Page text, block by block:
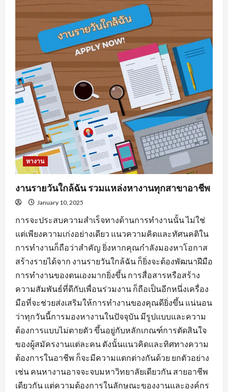
มี
พื้น
ฐาน
ความ
รู้
ทาง
ด้าน
สาย
อาชีพ
หางาน
งานรายวันใกล้ฉัน รวมแหล่งหางานทุกสาขาอาชีพ
January 10, 2025
การจะประสบความสำเร็จทางด้านการทำงานนั้น ไม่ใช่
แต่เพียงความเก่งอย่างเดียว แนวความคิดและทัศนคติใน
การทำงานก็ถือว่าสำคัญ ยิ่งหากคุณกำลังมองหาโอกาส
สร้างรายได้จาก งานรายวันใกล้ฉัน ก็ยิ่งจะต้องพัฒนาฝีมือ
การทำงานของตนเองมากยิ่งขึ้น การสื่อสารหรือสร้าง
ความสัมพันธ์ที่ดีกับเพื่อนร่วมงาน ก็ถือเป็นอีกหนึ่งเครื่อง
มือที่จะช่วยส่งเสริมให้การทำงานของคุณดียิ่งขึ้น แน่นอน
ว่าทุกวันนี้การมองหางานในปัจจุบัน มีรูปแบบและความ
ต้องการแบบไม่ตายตัว ขึ้นอยู่กับหลักเกณฑ์การตัดสินใจ
ของผู้สมัครงานแต่ละคน ดังนั้นแนวคิดและทิศทางความ
ต้องการในอาชีพ ก็จะมีความแตกต่างกันด้วย ยกตัวอย่าง
เช่น คนหางานอาจจะจบมหาวิทยาลัยเดียวกัน สายอาชีพ
เดียวกัน แต่ความต้องการในลักษณะของงานและองค์กร